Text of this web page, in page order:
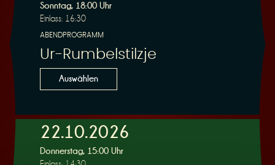
Sonntag, 18:00 Uhr
Einlass: 16:30
ABENDPROGRAMM
Ur-Rumbelstilzje
Auswählen
22.10.2026
Donnerstag, 15:00 Uhr